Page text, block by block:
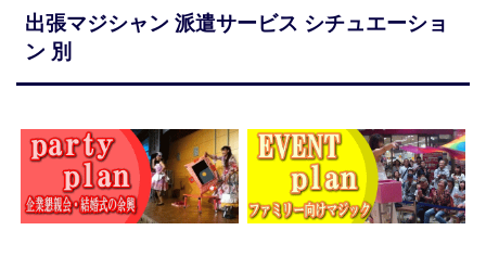
出張マジシャン 派遣サービス シチュエーショ
ン 別